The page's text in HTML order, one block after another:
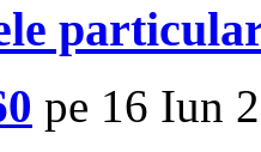
pe 16 Iun